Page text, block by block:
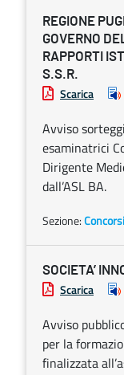
REGIONE
GOVERNO
RAPPORTI
S.S.R.
Scarica
Avviso
esaminatrici
Dirigente
dall’ASL BA.
Sezione:
SOCIETA’
Scarica
Avviso
per la
finalizzata